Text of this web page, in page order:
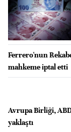
Ferrero'nun
mahkeme iptal etti
Avrupa Birliği,
yaklaştı